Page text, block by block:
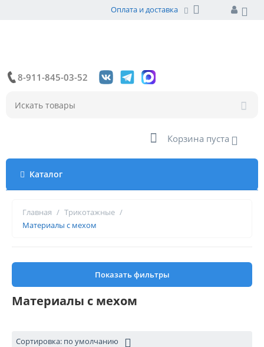
Оплата и доставка
8-911-845-03-52
Корзина пуста
Каталог
Главная / Трикотажные /
Материалы с мехом
Показать фильтры
Материалы с мехом
Сортировка: по умолчанию